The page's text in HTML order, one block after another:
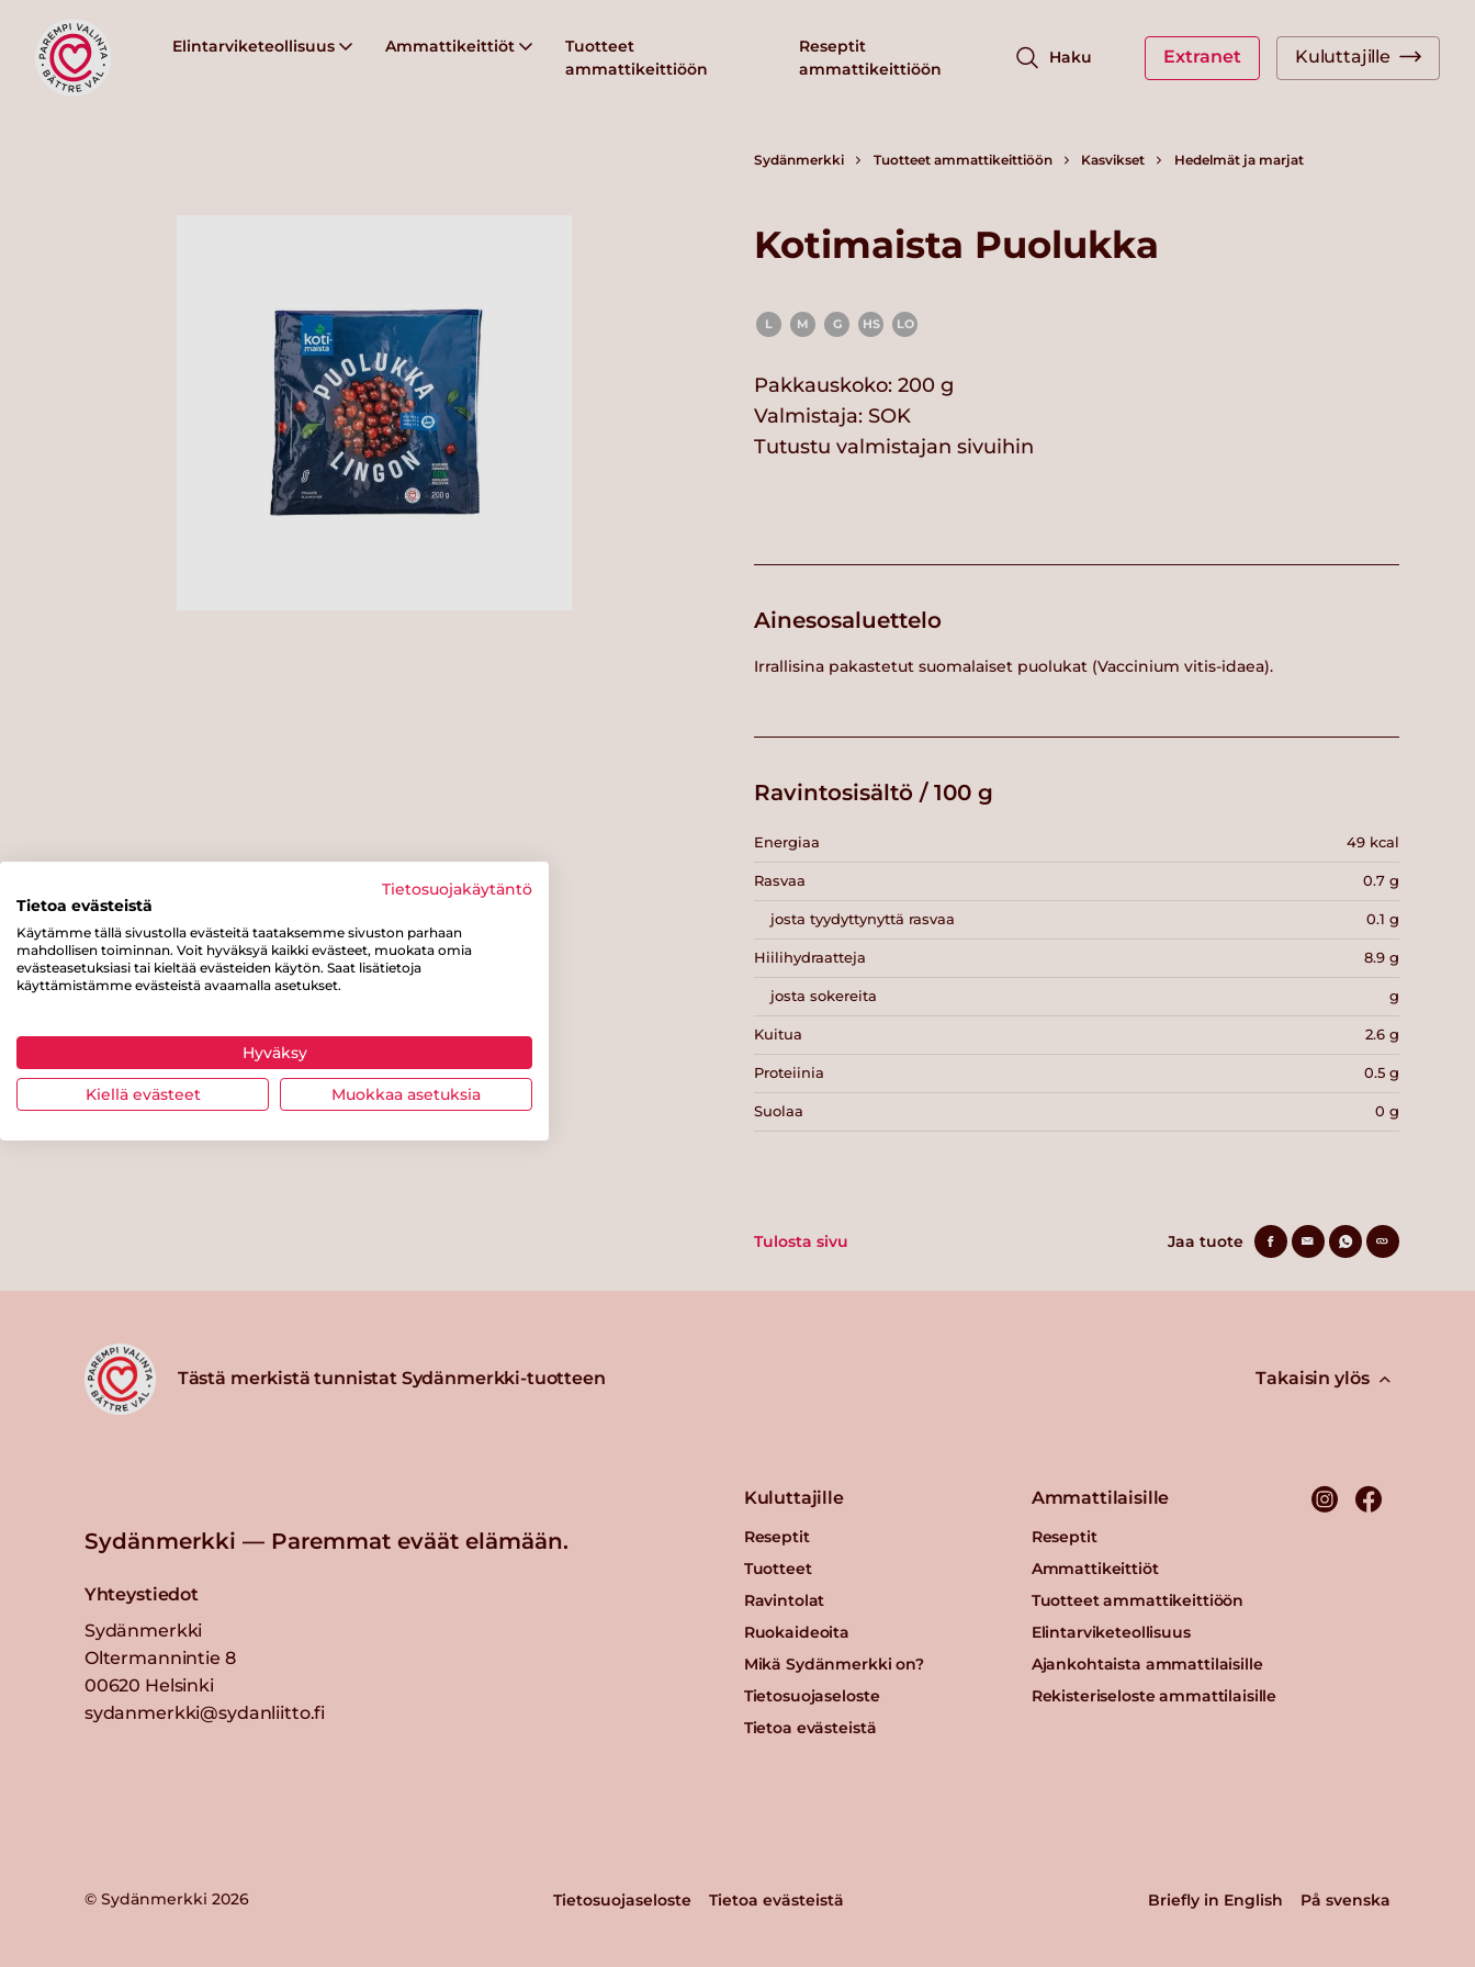
Elintarviketeollisuus Ammattikeittiöt
Tuotteet
ammattikeittiöön
Reseptit
ammattikeittiöön
Haku Extranet Kuluttajille
Sydänmerkki Tuotteet ammattikeittiöön Kasvikset Hedelmät ja marjat
Kotimaista Puolukka
L M G HS LO
Pakkauskoko: 200 g
Valmistaja: SOK
Tutustu valmistajan sivuihin
Ainesosaluettelo
Irrallisina pakastetut suomalaiset puolukat (Vaccinium vitis-idaea).
Ravintosisältö / 100 g
Energiaa 49 kcal
Rasvaa 0.7 g
josta tyydyttynyttä rasvaa 0.1 g
Hiilihydraatteja 8.9 g
josta sokereita g
Kuitua 2.6 g
Proteiinia 0.5 g
Suolaa 0 g
Tulosta sivu Jaa tuote
Tästä merkistä tunnistat Sydänmerkki-tuotteen Takaisin ylös
Sydänmerkki — Paremmat eväät elämään.
Yhteystiedot
Sydänmerkki
Oltermannintie 8
00620 Helsinki
sydanmerkki@sydanliitto.fi
Kuluttajille
Reseptit
Tuotteet
Ravintolat
Ruokaideoita
Mikä Sydänmerkki on?
Tietosuojaseloste
Tietoa evästeistä
Ammattilaisille
Reseptit
Ammattikeittiöt
Tuotteet ammattikeittiöön
Elintarviketeollisuus
Ajankohtaista ammattilaisille
Rekisteriseloste ammattilaisille
© Sydänmerkki 2026 Tietosuojaseloste Tietoa evästeistä Briefly in English På svenska
Tietosuojakäytäntö
Tietoa evästeistä
Käytämme tällä sivustolla evästeitä taataksemme sivuston parhaan
mahdollisen toiminnan. Voit hyväksyä kaikki evästeet, muokata omia
evästeasetuksiasi tai kieltää evästeiden käytön. Saat lisätietoja
käyttämistämme evästeistä avaamalla asetukset.
Hyväksy
Kiellä evästeet Muokkaa asetuksia